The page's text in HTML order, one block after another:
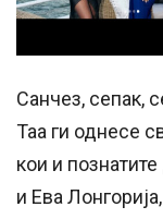
Санчез, сепак,
Таа ги однесе
кои и
и Ева